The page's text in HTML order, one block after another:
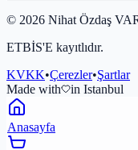
© 2026 Nihat Özdaş
ETBİS'E kayıtlıdır.
KVKK•Çerezler•Şartlar
Made with
in Istanbul
Anasayfa